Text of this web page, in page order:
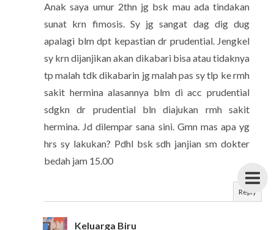
Anak saya umur 2thn jg bsk mau ada tindakan
sunat krn fimosis. Sy jg sangat dag dig dug
apalagi blm dpt kepastian dr prudential. Jengkel
sy krn dijanjikan akan dikabari bisa atau tidaknya
tp malah tdk dikabarin jg malah pas sy tlp ke rmh
sakit hermina alasannya blm di acc prudential
sdgkn dr prudential bln diajukan rmh sakit
hermina. Jd dilempar sana sini. Gmn mas apa yg
hrs sy lakukan? Pdhl bsk sdh janjian sm dokter
bedah jam 15.00
Reply
Keluarga Biru